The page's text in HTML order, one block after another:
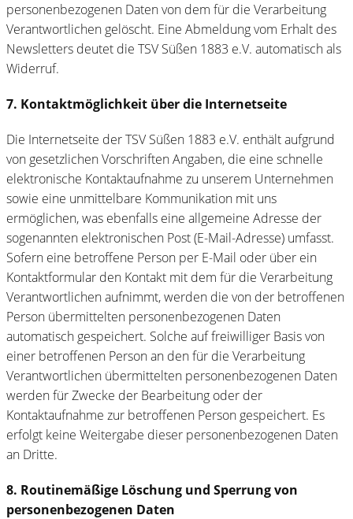
personenbezogenen Daten von dem für die Verarbeitung
Verantwortlichen gelöscht. Eine Abmeldung vom Erhalt des
Newsletters deutet die TSV Süßen 1883 e.V. automatisch als
Widerruf.
7. Kontaktmöglichkeit über die Internetseite
Die Internetseite der TSV Süßen 1883 e.V. enthält aufgrund
von gesetzlichen Vorschriften Angaben, die eine schnelle
elektronische Kontaktaufnahme zu unserem Unternehmen
sowie eine unmittelbare Kommunikation mit uns
ermöglichen, was ebenfalls eine allgemeine Adresse der
sogenannten elektronischen Post (E-Mail-Adresse) umfasst.
Sofern eine betroffene Person per E-Mail oder über ein
Kontaktformular den Kontakt mit dem für die Verarbeitung
Verantwortlichen aufnimmt, werden die von der betroffenen
Person übermittelten personenbezogenen Daten
automatisch gespeichert. Solche auf freiwilliger Basis von
einer betroffenen Person an den für die Verarbeitung
Verantwortlichen übermittelten personenbezogenen Daten
werden für Zwecke der Bearbeitung oder der
Kontaktaufnahme zur betroffenen Person gespeichert. Es
erfolgt keine Weitergabe dieser personenbezogenen Daten
an Dritte.
8. Routinemäßige Löschung und Sperrung von
personenbezogenen Daten